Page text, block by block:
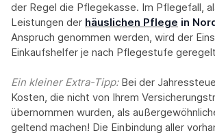
der Regel die Pflegekasse. Im Pflegefall,
Leistungen der häuslichen Pflege in
Anspruch genommen werden, wird der
Einkaufshelfer je nach Pflegestufe
Ein kleiner Extra-Tipp:‍ Bei der
Kosten, die nicht von Ihrem
übernommen wurden, als
geltend machen! Die Einbindung aller